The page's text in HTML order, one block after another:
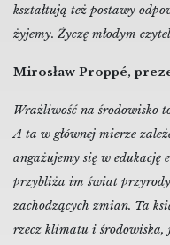
kształtują też postawy
żyjemy. Życzę młodym
Mirosław Proppé,
Wrażliwość na środowisko
A ta w głównej mierze
angażujemy się w edukację
przybliża im świat
zachodzących zmian. Ta
rzecz klimatu i środowiska,